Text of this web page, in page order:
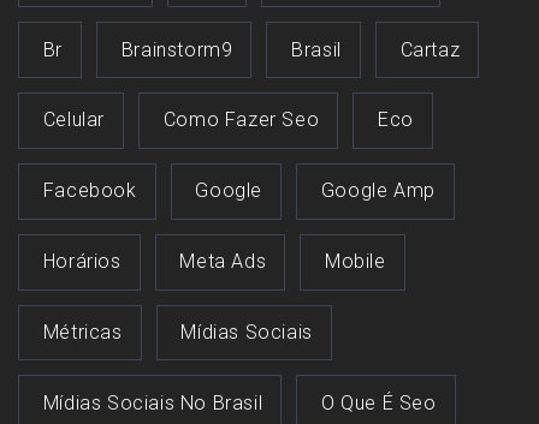
Br Brainstorm9 Brasil Cartaz
Celular Como Fazer Seo Eco
Facebook Google Google Amp
Horários Meta Ads Mobile
Métricas Mídias Sociais
Mídias Sociais No Brasil O Que É Seo